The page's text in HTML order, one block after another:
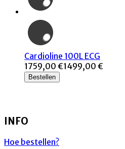
Cardioline 100L ECG
1759,00 €1499,00 €
Bestellen
INFO
Hoe bestellen?